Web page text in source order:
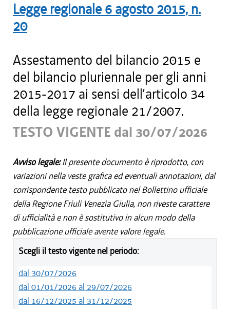
Legge regionale 6 agosto 2015, n.
20
Assestamento del bilancio 2015 e
del bilancio pluriennale per gli anni
2015-2017 ai sensi dell’articolo 34
della legge regionale 21/2007.
TESTO VIGENTE dal 30/07/2026
Avviso legale:Il presente documento è riprodotto, con
variazioni nella veste grafica ed eventuali annotazioni, dal
corrispondente testo pubblicato nel Bollettino ufficiale
della Regione Friuli Venezia Giulia, non riveste carattere
di ufficialità e non è sostitutivo in alcun modo della
pubblicazione ufficiale avente valore legale.
Scegli il testo vigente nel periodo:
dal 30/07/2026
dal 01/01/2026 al 29/07/2026
dal 16/12/2025 al 31/12/2025